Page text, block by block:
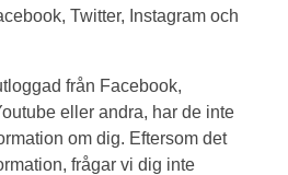
Twitter, Instagram och
från Facebook,
eller andra, har de inte
om dig. Eftersom det
frågar vi dig inte